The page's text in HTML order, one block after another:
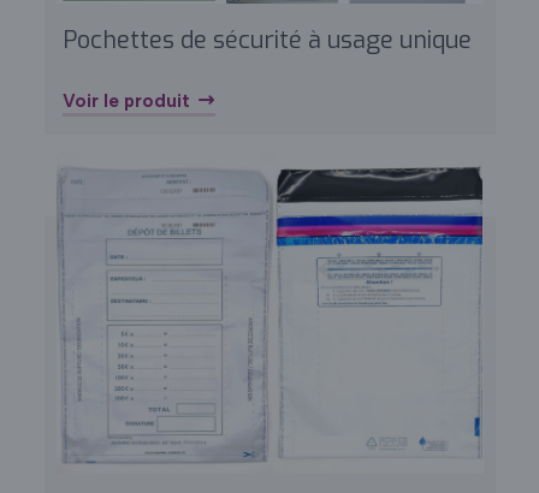
Pochettes de sécurité à usage unique
Voir le produit